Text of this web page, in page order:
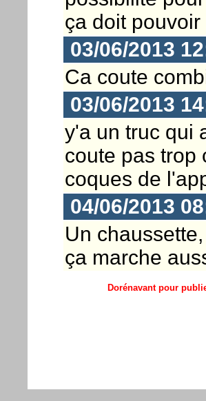
ça doit
03/06/2013
Ca coute
03/06/2013
y'a un truc qui
coute pas trop
coques de
04/06/2013
Un
ça marche
Dorénavant pour